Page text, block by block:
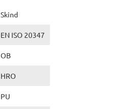
Skind
EN ISO 20347
OB
HRO
PU